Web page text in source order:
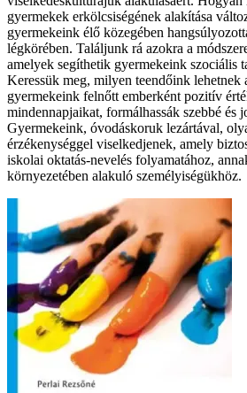
gyermekek erkölcsiségének alakítása
gyermekeink élő közegében
légkörében. Találjunk rá azokra a
amelyek segíthetik gyermekeink szociális
Keressük meg, milyen teendőink lehetnek
gyermekeink felnőtt emberként pozitív
mindennapjaikat, formálhassák szebbé és
Gyermekeink, óvodáskoruk lezártával,
érzékenységgel viselkedjenek, amely
iskolai oktatás-nevelés folyamatához,
környezetében alakuló személyiségükhöz.